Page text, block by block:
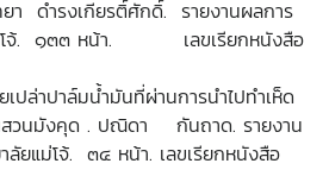
ยา ดำรงเกียรติ์ศักดิ์. รายงานผลการ
ม่โจ้. ๑๓๓ หน้า. เลขเรียกหนังสือ
เปล่าปาล์มน้ำมันที่ผ่านการนำไปทำเห็ด
สวนมังคุด . ปณิดา กันถาด. รายงาน
ลัยแม่โจ้. ๓๔ หน้า. เลขเรียกหนังสือ